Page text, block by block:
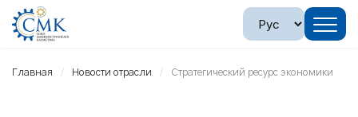
Главная Новости отрасли Стратегический ресурс экономики